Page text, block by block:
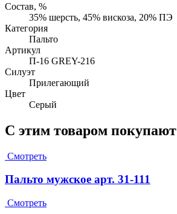
Состав, %
35% шерсть, 45% вискоза, 20% ПЭ
Категория
Пальто
Артикул
П-16 GREY-216
Силуэт
Прилегающий
Цвет
Серый
С этим товаром покупают
Смотреть
Пальто мужское арт. 31-111
Смотреть